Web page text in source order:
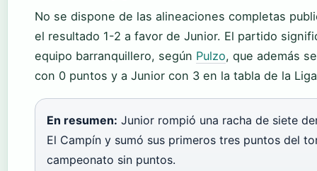
No se dispone de las alineaciones completas
el resultado 1-2 a favor de Junior. El partido
equipo barranquillero, según Pulzo, que además
con 0 puntos y a Junior con 3 en la tabla de la
En resumen: Junior rompió una racha de siete
El Campín y sumó sus primeros tres puntos del
campeonato sin puntos.